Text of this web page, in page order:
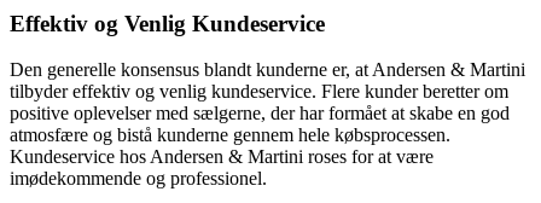
Effektiv og Venlig Kundeservice
Den generelle konsensus blandt kunderne er, at Andersen & Martini
tilbyder effektiv og venlig kundeservice. Flere kunder beretter om
positive oplevelser med sælgerne, der har formået at skabe en god
atmosfære og bistå kunderne gennem hele købsprocessen.
Kundeservice hos Andersen & Martini roses for at være
imødekommende og professionel.